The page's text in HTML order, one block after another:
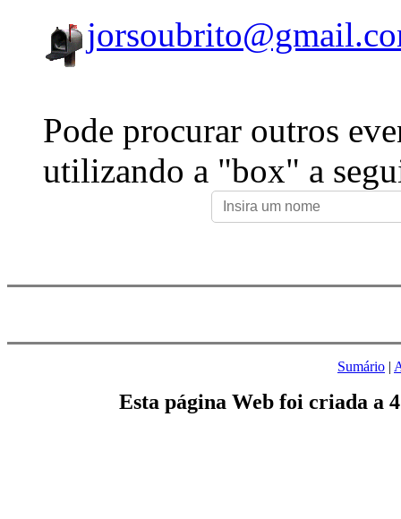
Pode procurar outros
utilizando a "box" a
Sumário |
Esta página Web foi criada a